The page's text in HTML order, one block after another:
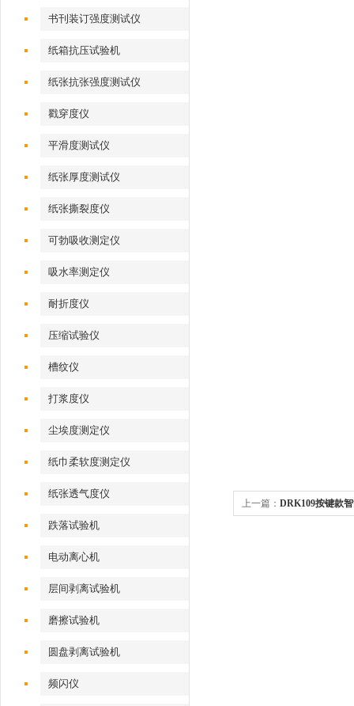
书刊装订强度测试仪
纸箱抗压试验机
纸张抗张强度测试仪
戳穿度仪
平滑度测试仪
纸张厚度测试仪
纸张撕裂度仪
可勃吸收测定仪
吸水率测定仪
耐折度仪
压缩试验仪
槽纹仪
打浆度仪
尘埃度测定仪
纸巾柔软度测定仪
纸张透气度仪
跌落试验机
电动离心机
层间剥离试验机
磨擦试验机
圆盘剥离试验机
频闪仪
上一篇： DRK109按键款